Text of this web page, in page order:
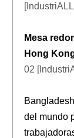
Mesa
Hong
02
del mundo